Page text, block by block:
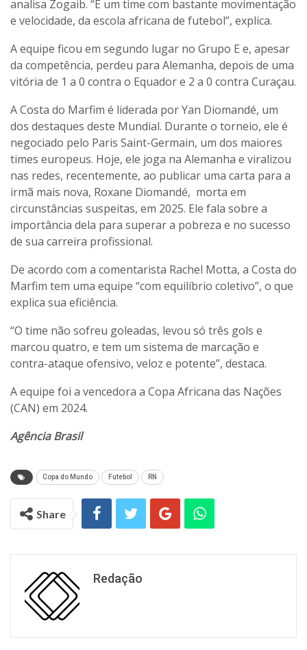
analisa Zogaib. “É um time com bastante movimentação
e velocidade, da escola africana de futebol”, explica.
A equipe ficou em segundo lugar no Grupo E e, apesar
da competência, perdeu para Alemanha, depois de uma
vitória de 1 a 0 contra o Equador e 2 a 0 contra Curaçau.
A Costa do Marfim é liderada por Yan Diomandé, um
dos destaques deste Mundial. Durante o torneio, ele é
negociado pelo Paris Saint-Germain, um dos maiores
times europeus. Hoje, ele joga na Alemanha e viralizou
nas redes, recentemente, ao publicar uma carta para a
irmã mais nova, Roxane Diomandé, morta em
circunstâncias suspeitas, em 2025. Ele fala sobre a
importância dela para superar a pobreza e no sucesso
de sua carreira profissional.
De acordo com a comentarista Rachel Motta, a Costa do
Marfim tem uma equipe “com equilíbrio coletivo”, o que
explica sua eficiência.
“O time não sofreu goleadas, levou só três gols e
marcou quatro, e tem um sistema de marcação e
contra-ataque ofensivo, veloz e potente”, destaca.
A equipe foi a vencedora a Copa Africana das Nações
(CAN) em 2024.
Agência Brasil
Copa do Mundo Futebol RN
Share
Redação